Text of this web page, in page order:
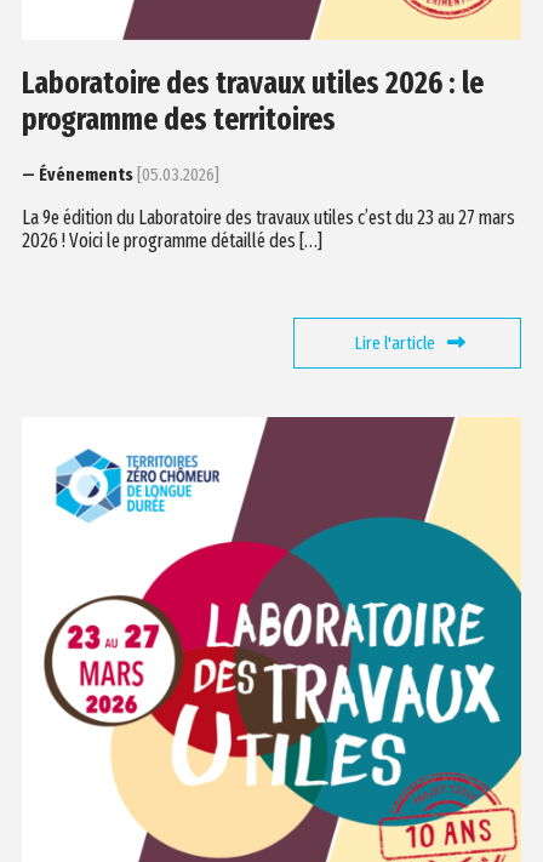
Laboratoire des travaux utiles 2026 : le
programme des territoires
— Événements[05.03.2026]
La 9e édition du Laboratoire des travaux utiles c’est du 23 au 27 mars
2026 ! Voici le programme détaillé des […]
Lire l'article